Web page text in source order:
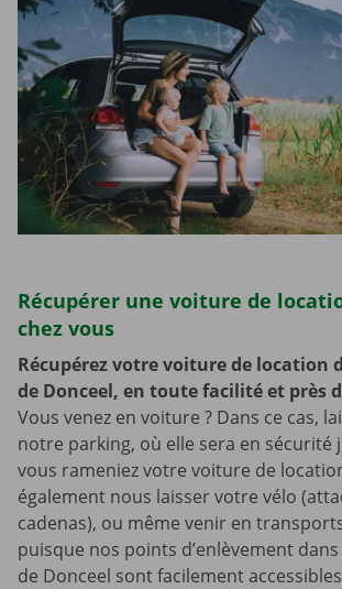
Récupérer une voiture de
chez vous
Récupérez votre voiture de location
de Donceel, en toute facilité et près
Vous venez en voiture ? Dans ce cas,
notre parking, où elle sera en sécurité
vous rameniez votre voiture de
également nous laisser votre vélo
cadenas), ou même venir en
puisque nos points d’enlèvement
de Donceel sont facilement